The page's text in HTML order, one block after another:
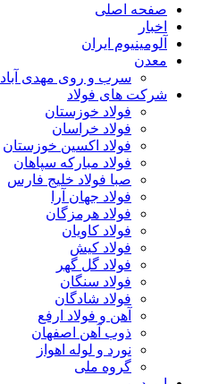
صفحه اصلی
اخبار
آلومینیوم ایران
معدن
سرب و روی مهدی آباد
شرکت های فولاد
فولاد خوزستان
فولاد خراسان
فولاد اکسین خوزستان
فولاد مبارکه سپاهان
صبا فولاد خلیج فارس
فولاد جهان آرا
فولاد هرمزگان
فولاد کاویان
فولاد کیش
فولاد گل گهر
فولاد سنگان
فولاد شادگان
آهن و فولاد ارفع
ذوب آهن اصفهان
نورد و لوله اهواز
گروه ملی